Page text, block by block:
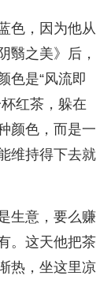
色，因为他从
翳之美》后，
色是“风流即
红茶，躲在
颜色，而是一
维持得下去就
生意，要么赚
。这天他把茶
热，坐这里凉